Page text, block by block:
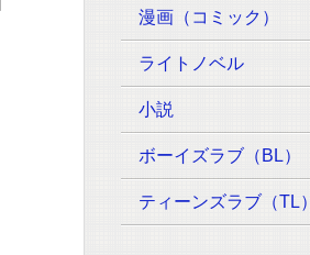
漫画（コミック）
ライトノベル
小説
ボーイズラブ（BL）
ティーンズラブ（TL）